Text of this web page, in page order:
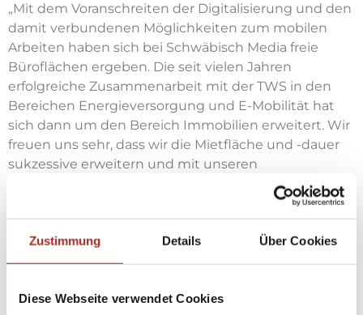
Zustimmung Details Über Cookies
Diese Webseite verwendet Cookies
„Mit dem Voranschreiten der Digitalisierung und den
damit verbundenen Möglichkeiten zum mobilen
Arbeiten haben sich bei Schwäbisch Media freie
Büroflächen ergeben. Die seit vielen Jahren
erfolgreiche Zusammenarbeit mit der TWS in den
Bereichen Energieversorgung und E-Mobilität hat
sich dann um den Bereich Immobilien erweitert. Wir
freuen uns sehr, dass wir die Mietfläche und -dauer
sukzessive erweitern und mit unseren
Räumlichkeiten sowie dem damit verbundenen
Service überzeugen konnten.“, sagt Hubert Sterk,
Leiter Geschäftsbereich Immobilien, Einkauf und
Zentrale Dienste bei Schwäbisch Media.
Gesslermit Sitz in Ravensburg ist eines der